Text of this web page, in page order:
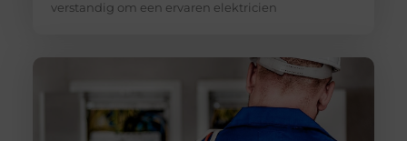
verstandig om een ervaren elektricien